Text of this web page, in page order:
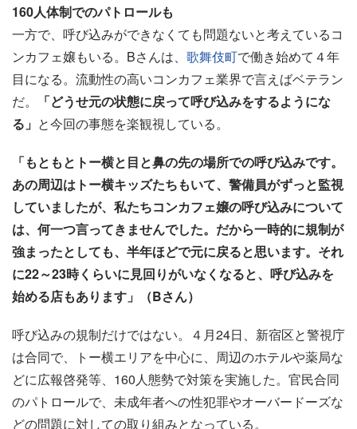
160人体制でのパトロールも
一方で、呼び込みができなくても問題ないと考えているコ
ンカフェ嬢もいる。Bさんは、 歌舞伎町で働き始めて４年
目になる。流動性の高いコンカフェ業界で言えばベテラン
だ。
「どうせ元の状態に戻って呼び込みをするようにな
る」 と今回の事態を楽観視している。
「もともとトー横と目と鼻の先の場所での呼び込みです。
あの周辺はトー横キッズたちもいて、警備員がずっと監視
していましたが、私たちコンカフェ嬢の呼び込みについて
は、何一つ言ってきませんでした。だから一時的に規制が
強まったとしても、半年ほどで元に戻ると思います。それ
に22～23時くらいに見回りがいなくなると、呼び込みを
始める店もあります」（Bさん）
呼び込みの規制だけではない。４月24日、新宿区と警視庁
は合同で、トー横エリアを中心に、周辺のホテルや薬局な
どに広報啓発等、160人態勢で対策を実施した。官民合同
のパトロールで、未成年者への性犯罪やオーバードーズな
どの問題に対しての取り組みとなっている。